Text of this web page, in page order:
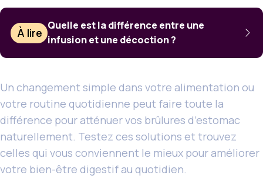
À lire
Quelle est la différence entre une
infusion et une décoction ?
Un changement simple dans votre alimentation ou
votre routine quotidienne peut faire toute la
différence pour atténuer vos brûlures d’estomac
naturellement. Testez ces solutions et trouvez
celles qui vous conviennent le mieux pour améliorer
votre bien-être digestif au quotidien.